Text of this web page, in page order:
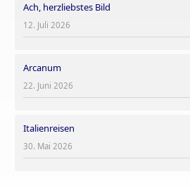
Ach, herzliebstes Bild
12. Juli 2026
Arcanum
22. Juni 2026
Italienreisen
30. Mai 2026